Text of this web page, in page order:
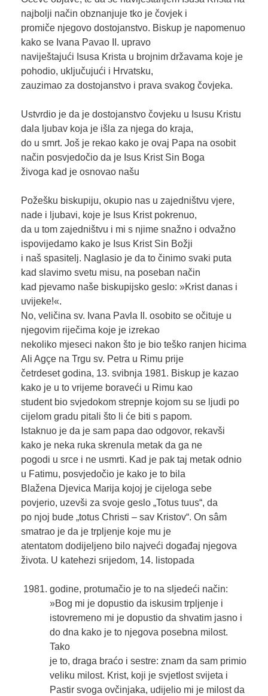
najbolji način obznanjuje tko je čovjek i
promiče njegovo dostojanstvo. Biskup je napomenuo
kako se Ivana Pavao II. upravo
naviještajući Isusa Krista u brojnim državama koje je
pohodio, uključujući i Hrvatsku,
zauzimao za dostojanstvo i prava svakog čovjeka.
Ustvrdio je da je dostojanstvo čovjeku u Isusu Kristu
dala ljubav koja je išla za njega do kraja,
do u smrt. Još je rekao kako je ovaj Papa na osobit
način posvjedočio da je Isus Krist Sin Boga
živoga kad je osnovao našu
Požešku biskupiju, okupio nas u zajedništvu vjere,
nade i ljubavi, koje je Isus Krist pokrenuo,
da u tom zajedništvu i mi s njime snažno i odvažno
ispovijedamo kako je Isus Krist Sin Božji
i naš spasitelj. Naglasio je da to činimo svaki puta
kad slavimo svetu misu, na poseban način
kad pjevamo naše biskupijsko geslo: »Krist danas i
uvijeke!«.
No, veličina sv. Ivana Pavla II. osobito se očituje u
njegovim riječima koje je izrekao
nekoliko mjeseci nakon što je bio teško ranjen hicima
Ali Agçe na Trgu sv. Petra u Rimu prije
četrdeset godina, 13. svibnja 1981. Biskup je kazao
kako je u to vrijeme boraveći u Rimu kao
student bio svjedokom strepnje kojom su se ljudi po
cijelom gradu pitali što li će biti s papom.
Istaknuo je da je sam papa dao odgovor, rekavši
kako je neka ruka skrenula metak da ga ne
pogodi u srce i ne usmrti. Kad je pak taj metak odnio
u Fatimu, posvjedočio je kako je to bila
Blažena Djevica Marija kojoj je cijeloga sebe
povjerio, uzevši za svoje geslo „Totus tuus“, da
po njoj bude „totus Christi – sav Kristov“. On sâm
smatrao je da je trpljenje koje mu je
atentatom dodijeljeno bilo najveći događaj njegova
života. U katehezi srijedom, 14. listopada
godine, protumačio je to na sljedeći način:
»Bog mi je dopustio da iskusim trpljenje i
istovremeno mi je dopustio da shvatim jasno i
do dna kako je to njegova posebna milost.
Tako
je to, draga braćo i sestre: znam da sam primio
veliku milost. Krist, koji je svjetlost svijeta i
Pastir svoga ovčinjaka, udijelio mi je milost da